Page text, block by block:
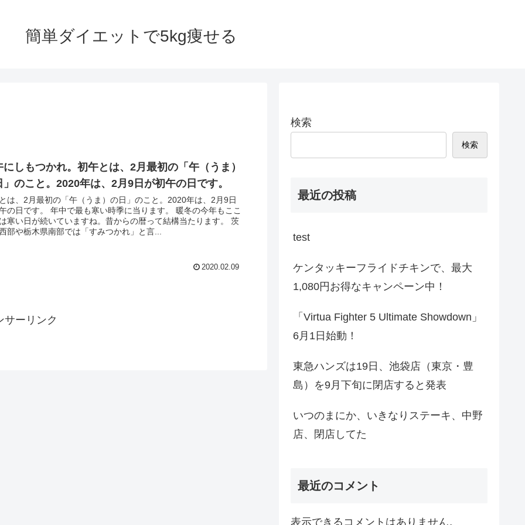
簡単ダイエットで5kg痩せる
にしもつかれ。初午とは、2月最初の「午（うま）
」のこと。2020年は、2月9日が初午の日です。
は、2月最初の「午（うま）の日」のこと。2020年は、2月9日
の日です。 年中で最も寒い時季に当ります。 暖冬の今年もここ
寒い日が続いていますね。昔からの暦って結構当たります。 茨
部や栃木県南部では「すみつかれ」と言...
2020.02.09
サーリンク
検索
検索
最近の投稿
test
ケンタッキーフライドチキンで、最大
1,080円お得なキャンペーン中！
「Virtua Fighter 5 Ultimate Showdown」
6月1日始動！
東急ハンズは19日、池袋店（東京・豊
島）を9月下旬に閉店すると発表
いつのまにか、いきなりステーキ、中野
店、閉店してた
最近のコメント
表示できるコメントはありません。